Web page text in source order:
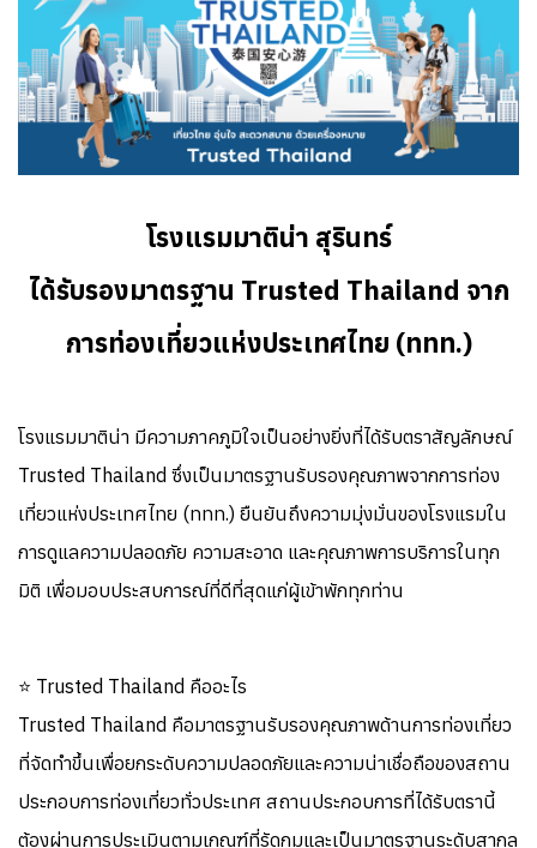
โรงแรมมาติน่า สุรินทร์
ได้รับรองมาตรฐาน Trusted Thailand จาก
การท่องเที่ยวแห่งประเทศไทย (ททท.)
โรงแรมมาติน่า มีความภาคภูมิใจเป็นอย่างยิ่งที่ได้รับตราสัญลักษณ์
Trusted Thailand ซึ่งเป็นมาตรฐานรับรองคุณภาพจากการท่อง
เที่ยวแห่งประเทศไทย (ททท.) ยืนยันถึงความมุ่งมั่นของโรงแรมใน
การดูแลความปลอดภัย ความสะอาด และคุณภาพการบริการในทุก
มิติ เพื่อมอบประสบการณ์ที่ดีที่สุดแก่ผู้เข้าพักทุกท่าน
⭐ Trusted Thailand คืออะไร
Trusted Thailand คือมาตรฐานรับรองคุณภาพด้านการท่องเที่ยว
ที่จัดทำขึ้นเพื่อยกระดับความปลอดภัยและความน่าเชื่อถือของสถาน
ประกอบการท่องเที่ยวทั่วประเทศ สถานประกอบการที่ได้รับตรานี้
ต้องผ่านการประเมินตามเกณฑ์ที่รัดกุมและเป็นมาตรฐานระดับสากล